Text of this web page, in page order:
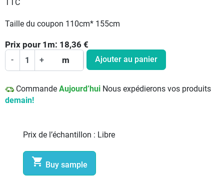
TTC
Taille du coupon 110cm* 155cm
Prix pour 1 m: 18,36 €
- + m Ajouter au panier
Commande Aujourd’hui Nous expédierons vos produits
demain!
Prix de l’échantillon : Libre
 Buy sample